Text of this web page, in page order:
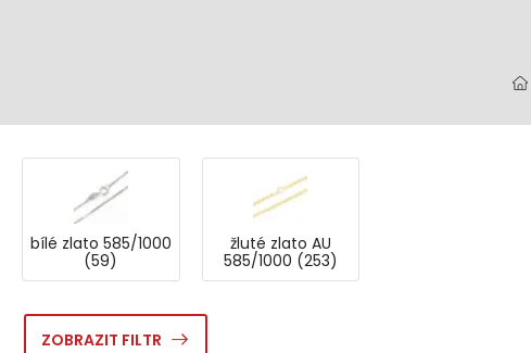
bílé zlato 585/1000
(59)
žluté zlato AU
585/1000 (253)
ZOBRAZIT FILTR